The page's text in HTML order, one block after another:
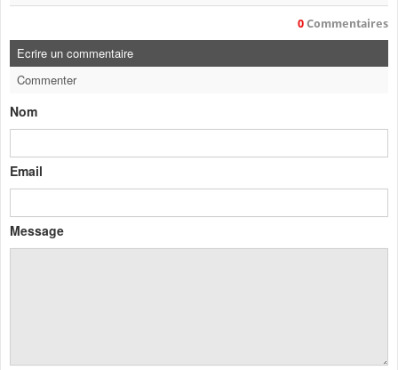
0 Commentaires
Ecrire un commentaire
Commenter
Nom
Email
Message